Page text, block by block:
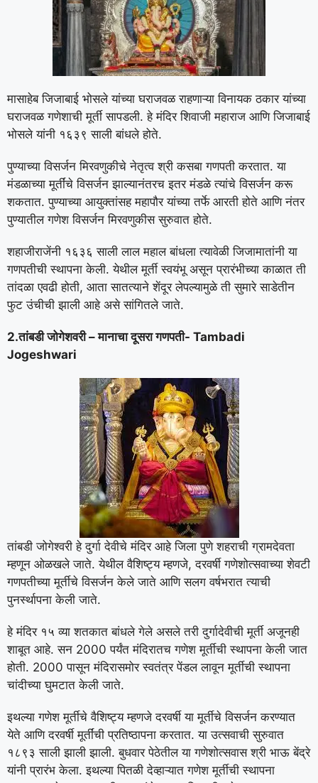
मासाहेब जिजाबाई भोसले यांच्या घराजवळ राहणाऱ्या विनायक ठकार यांच्या
घराजवळ गणेशाची मूर्ती सापडली. हे मंदिर शिवाजी महाराज आणि जिजाबाई
भोसले यांनी १६३९ साली बांधले होते.
पुण्याच्या विसर्जन मिरवणुकीचे नेतृत्व श्री कसबा गणपती करतात. या
मंडळाच्या मूर्तींचे विसर्जन झाल्यानंतरच इतर मंडळे त्यांचे विसर्जन करू
शकतात. पुण्याच्या आयुक्तांसह महापौर यांच्या तर्फे आरती होते आणि नंतर
पुण्यातील गणेश विसर्जन मिरवणुकीस सुरुवात होते.
शहाजीराजेंनी १६३६ साली लाल महाल बांधला त्यावेळी जिजामातांनी या
गणपतीची स्थापना केली. येथील मूर्ती स्वयंभू असून प्रारंभीच्या काळात ती
तांदळा एवढी होती, आता सातत्याने शेंदूर लेपल्यामुळे ती सुमारे साडेतीन
फुट उंचीची झाली आहे असे सांगितले जाते.
2.तांबडी जोगेशवरी – मानाचा दूसरा गणपती- Tambadi
Jogeshwari
तांबडी जोगेश्वरी हे दुर्गा देवीचे मंदिर आहे जिला पुणे शहराची ग्रामदेवता
म्हणून ओळखले जाते. येथील वैशिष्ट्य म्हणजे, दरवर्षी गणेशोत्सवाच्या शेवटी
गणपतीच्या मूर्तीचे विसर्जन केले जाते आणि सलग वर्षभरात त्याची
पुनर्स्थापना केली जाते.
हे मंदिर १५ व्या शतकात बांधले गेले असले तरी दुर्गादेवीची मूर्ती अजूनही
शाबूत आहे. सन 2000 पर्यंत मंदिरातच गणेश मूर्तीची स्थापना केली जात
होती. 2000 पासून मंदिरासमोर स्वतंत्र पेंडल लावून मूर्तीची स्थापना
चांदीच्या घुमटात केली जाते.
इथल्या गणेश मूर्तीचे वैशिष्ट्य म्हणजे दरवर्षी या मूर्तीचे विसर्जन करण्यात
येते आणि दरवर्षी मूर्तींची प्रतिष्ठापना करतात. या उत्सवाची सुरुवात
१८९३ साली झाली झाली. बुधवार पेठेतील या गणेशोत्सवास श्री भाऊ बेंद्रे
यांनी प्रारंभ केला. इथल्या पितळी देव्हाऱ्यात गणेश मूर्तीची स्थापना